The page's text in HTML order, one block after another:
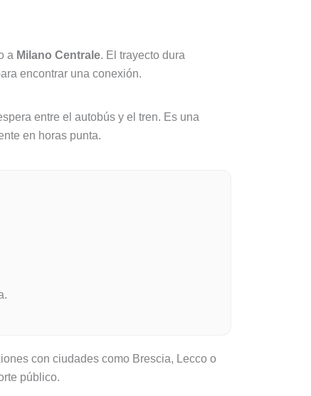
a Milano Centrale. El trayecto dura
encontrar una conexión.
entre el autobús y el tren. Es una
en horas punta.
con ciudades como Brescia, Lecco o
público.